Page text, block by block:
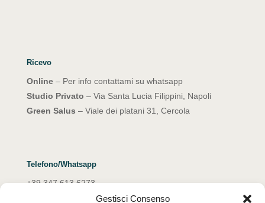
Gestisci Consenso
Ricevo
Online– Per info contattami su whatsapp
Studio Privato – Via Santa Lucia Filippini, Napoli
Green Salus – Viale dei platani 31, Cercola
Telefono/Whatsapp
+39 347 613 6273